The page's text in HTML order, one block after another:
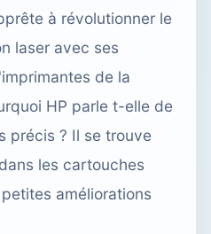
à révolutionner le
laser avec ses
de la
HP parle t-elle de
précis ? Il se trouve
les cartouches
améliorations